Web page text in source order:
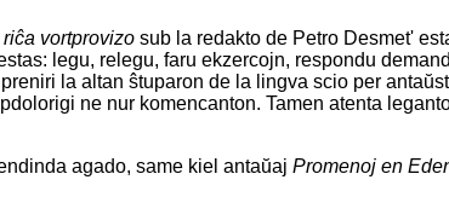
vortprovizo sub la redakto de Petro Desmet'
legu, relegu, faru ekzercojn, respondu
la altan ŝtuparon de la lingva scio per
ne nur komencanton. Tamen atenta
agado, same kiel antaŭajPromenoj en